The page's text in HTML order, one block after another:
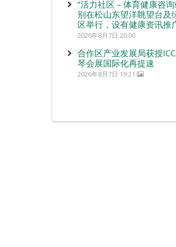
“活力社区 – 体育健康咨
别在松山东望洋眺望台及
区举行，设有健康资讯推
2026年8月7日 20:00
合作区产业发展局获授
琴会展国际化再提速
2026年8月7日 19:21